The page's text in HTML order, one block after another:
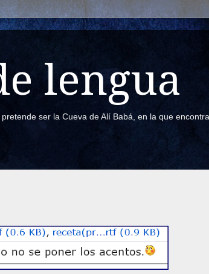
lengua
ser la Cueva de Alí Babá, en la que